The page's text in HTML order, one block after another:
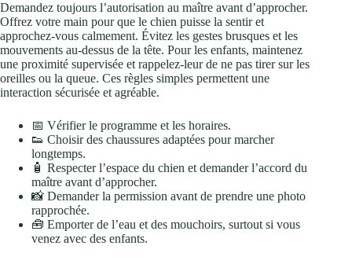
Demandez toujours l’autorisation au maître avant d’approcher.
Offrez votre main pour que le chien puisse la sentir et
approchez‑vous calmement. Évitez les gestes brusques et les
mouvements au‑dessus de la tête. Pour les enfants, maintenez
une proximité supervisée et rappelez‑leur de ne pas tirer sur les
oreilles ou la queue. Ces règles simples permettent une
interaction sécurisée et agréable.
📅 Vérifier le programme et les horaires.
👟 Choisir des chaussures adaptées pour marcher
longtemps.
🧴 Respecter l’espace du chien et demander l’accord du
maître avant d’approcher.
📸 Demander la permission avant de prendre une photo
rapprochée.
🧰 Emporter de l’eau et des mouchoirs, surtout si vous
venez avec des enfants.